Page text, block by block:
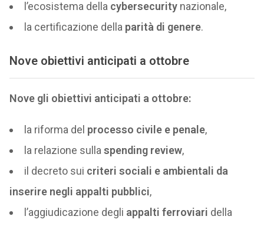
l’ecosistema della cybersecuritynazionale,
la certificazione della parità di genere.
Nove obiettivi anticipati a ottobre
Nove gli obiettivi anticipati a ottobre:
la riforma del processo civile e penale,
la relazione sulla spending review,
il decreto sui criteri sociali e ambientali da
inserire negli appalti pubblici,
l’aggiudicazione degli appalti ferroviari della